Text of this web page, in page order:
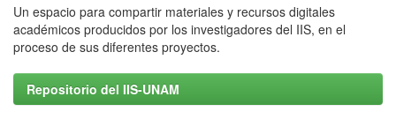
Un espacio para compartir materiales y recursos digitales
académicos producidos por los investigadores del IIS, en el
proceso de sus diferentes proyectos.
Repositorio del IIS-UNAM